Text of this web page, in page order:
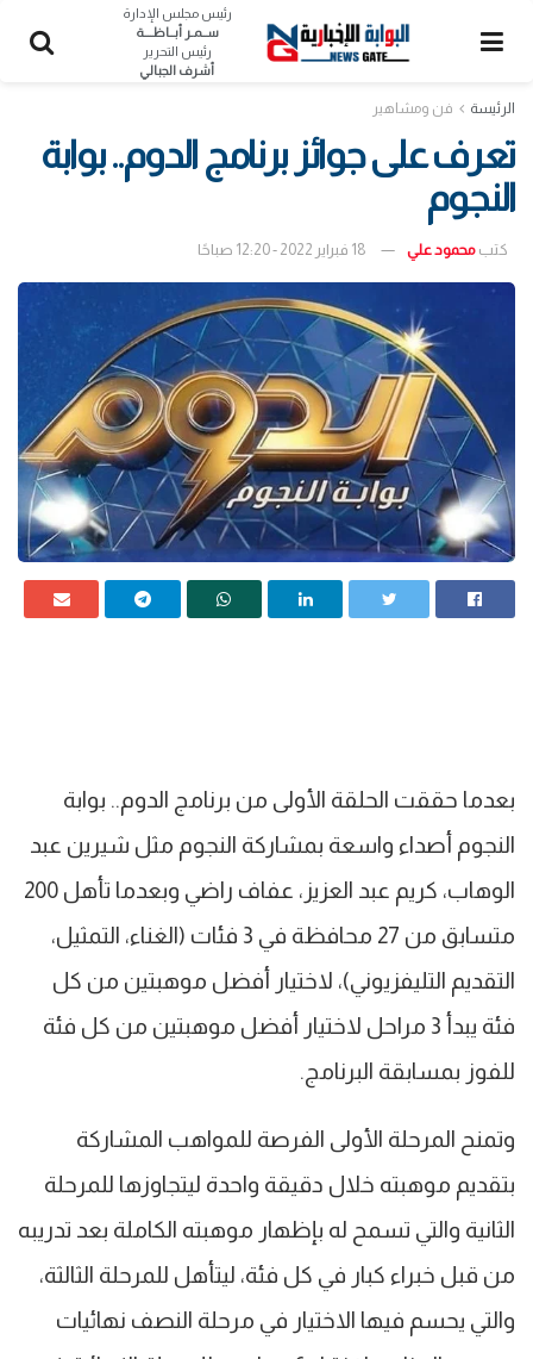
رئيس مجلس الإدارة
ســمـر أبــاظــــة
رئيس التحرير
أشرف الجبالي
الرئيسة فن ومشاهير
تعرف على جوائز برنامج الدوم.. بوابة
النجوم
كتب محمود علي 18 فبراير 2022 - 12:20 صباحًا
بعدما حققت الحلقة الأولى من برنامج الدوم.. بوابة
النجوم أصداء واسعة بمشاركة النجوم مثل شيرين عبد
الوهاب، كريم عبد العزيز، عفاف راضي وبعدما تأهل 200
متسابق من 27 محافظة في 3 فئات (الغناء، التمثيل،
التقديم التليفزيوني)، لاختيار أفضل موهبتين من كل
فئة يبدأ 3 مراحل لاختيار أفضل موهبتين من كل فئة
للفوز بمسابقة البرنامج.
وتمنح المرحلة الأولى الفرصة للمواهب المشاركة
بتقديم موهبته خلال دقيقة واحدة ليتجاوزها للمرحلة
الثانية والتي تسمح له بإظهار موهبته الكاملة بعد تدريبه
من قبل خبراء كبار في كل فئة، ليتأهل للمرحلة الثالثة،
والتي يحسم فيها الاختيار في مرحلة النصف نهائيات